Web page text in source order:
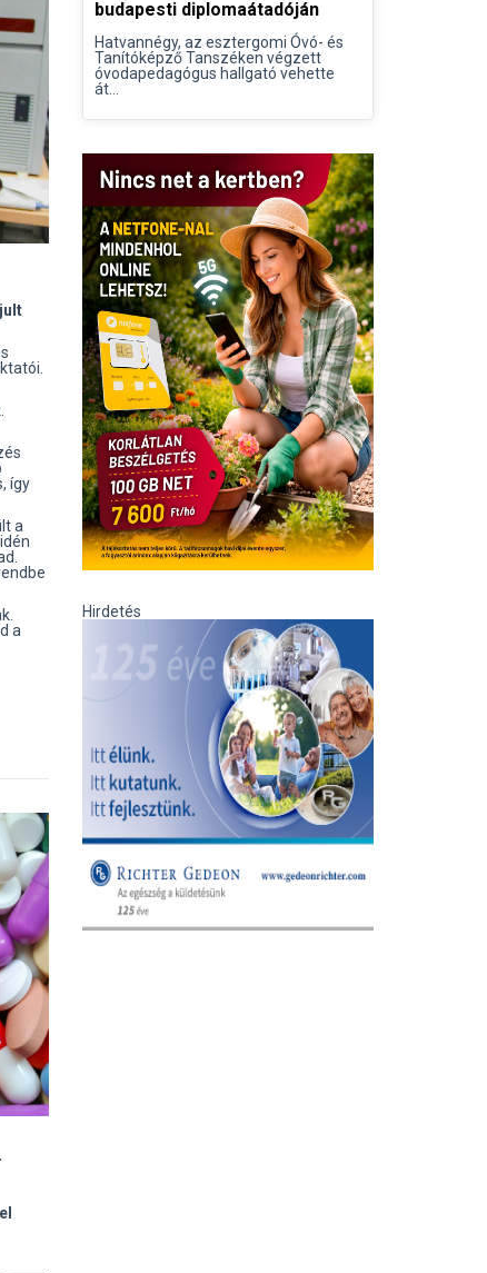
így
a
a
budapesti diplomaátadóján
Hatvannégy, az esztergomi Óvó- és
Tanítóképző Tanszéken végzett
óvodapedagógus hallgató vehette
át...
Hirdetés